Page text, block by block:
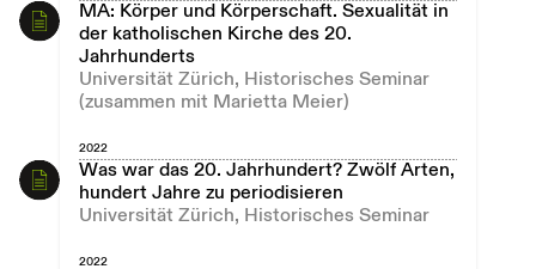
MA: Körper und Körperschaft. Sexualität in
der katholischen Kirche des 20.
Jahrhunderts
Universität Zürich, Historisches Seminar
(zusammen mit Marietta Meier)
2022
Was war das 20. Jahrhundert? Zwölf Arten,
hundert Jahre zu periodisieren
Universität Zürich, Historisches Seminar
2022